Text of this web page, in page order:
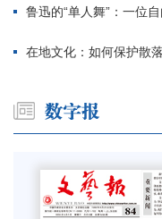
鲁迅的“单人舞”：一位
在地文化：如何保护散